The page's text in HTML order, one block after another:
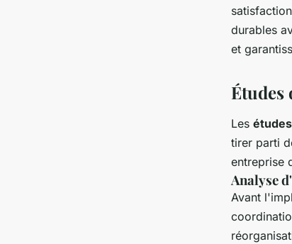
durables
et
Études
Les
tirer parti
entreprise
Analyse
Avant